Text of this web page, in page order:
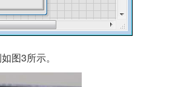
图3所示。